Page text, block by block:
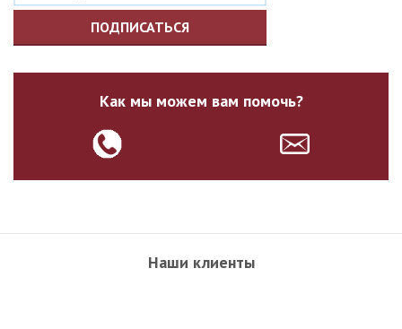
ПОДПИСАТЬСЯ
Как мы можем вам помочь?
Наши клиенты